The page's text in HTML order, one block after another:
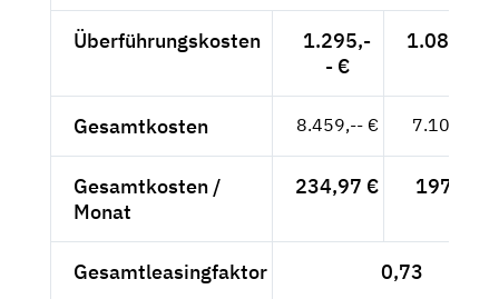
Überführungskosten
1.295,-
- €
1.088,24
Gesamtkosten 8.459,-- € 7.108,40
Gesamtkosten /
Monat
234,97 € 197,46 €
Gesamtleasingfaktor 0,73